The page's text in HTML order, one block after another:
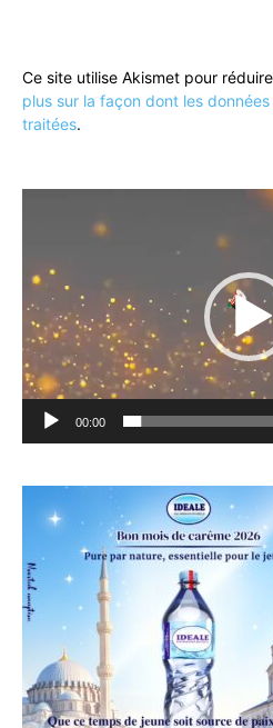
Ce site utilise Akismet pour
plus sur la façon dont les
traitées.
00:00